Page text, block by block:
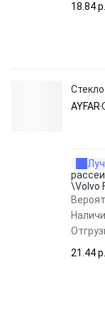
18.84 p.
AYFAR
\Volvo
21.44 p.